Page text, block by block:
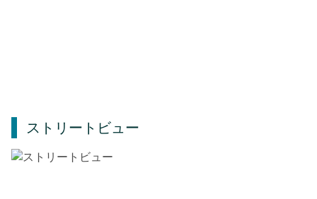
ストリートビュー